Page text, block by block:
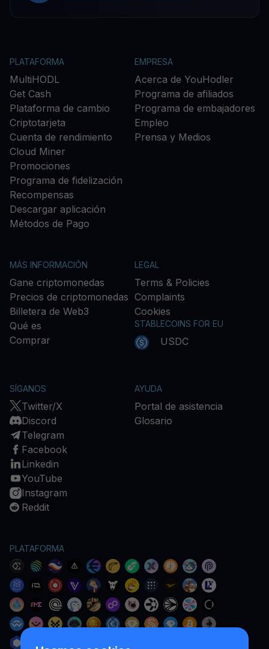
PLATAFORMA
MultiHODL
Get Cash
Plataforma de cambio
Criptotarjeta
Cuenta de rendimiento
Cloud Miner
Promociones
Programa de fidelización
Recompensas
Descargar aplicación
Métodos de Pago
EMPRESA
Acerca de YouHodler
Programa de afiliados
Programa de embajadores
Empleo
Prensa y Medios
MÁS INFORMACIÓN
Gane criptomonedas
Precios de criptomonedas
Billetera de Web3
Qué es
Comprar
LEGAL
Terms & Policies
Complaints
Cookies
STABLECOINS FOR EU
USDC
SÍGANOS
Twitter/X
Discord
Telegram
Facebook
Linkedin
YouTube
Instagram
Reddit
AYUDA
Portal de asistencia
Glosario
PLATAFORMA